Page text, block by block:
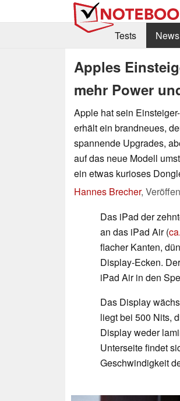
Tests
News
Apples
mehr Power
Apple hat sein
erhält ein brandneues,
spannende Upgrades,
auf das neue Modell
ein etwas kurioses
Hannes Brecher,
Das iPad der
an das iPad Air (
flacher Kanten,
Display-Ecken.
iPad Air in den
Das Display
liegt bei 500 Nits,
Display weder
Unterseite findet
Geschwindigkeit